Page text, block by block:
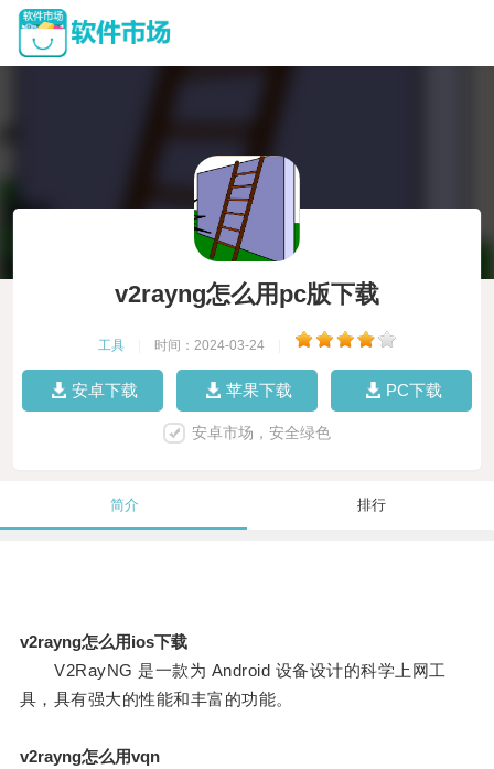
v2rayng怎么用pc版下载
工具 时间：2024-03-24
安卓下载 苹果下载 PC下载
安卓市场，安全绿色
简介 排行
v2rayng怎么用ios下载
V2RayNG 是一款为 Android 设备设计的科学上网工
具，具有强大的性能和丰富的功能。
v2rayng怎么用vqn